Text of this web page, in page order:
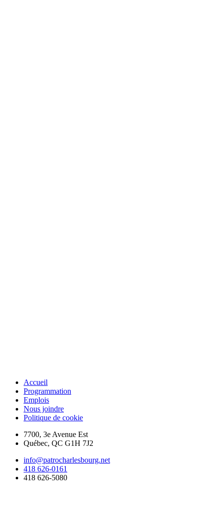
Accueil
Programmation
Emplois
Nous joindre
Politique de cookie
7700, 3e Avenue Est
Québec, QC G1H 7J2
info@patrocharlesbourg.net
418 626-0161
418 626-5080